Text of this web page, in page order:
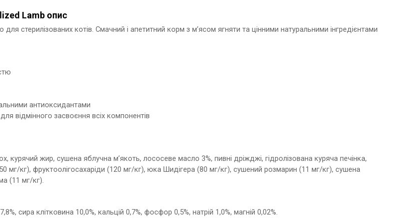
Lamb опис
стерилізованих котів. Смачний і апетитний корм з м’ясом ягняти та цінними натуральними інгредієнтами
антиоксидантами
відмінного засвоєння всіх компонентів
курячий жир, сушена яблучна м’якоть, лососеве масло 3%, пивні дріжджі, гідролізована куряча печінка,
мг/кг), фруктоолігосахаріди (120 мг/кг), юка Шидігера (80 мг/кг), сушений розмарин (11 мг/кг), сушена
(11 мг/кг).
сира клітковина 10,0%, кальцій 0,7%, фосфор 0,5%, натрій 1,0%, магній 0,02%.